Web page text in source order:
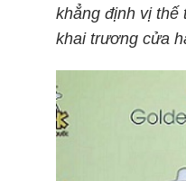
khẳng định vị
khai trương cửa